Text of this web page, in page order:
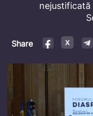
nejustificată
Share